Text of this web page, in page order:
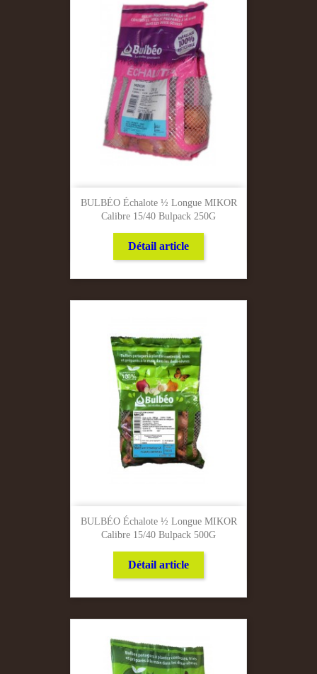
BULBÉO Échalote ½ Longue MIKOR
Calibre 15/40 Bulpack 250G
Détail article
BULBÉO Échalote ½ Longue MIKOR
Calibre 15/40 Bulpack 500G
Détail article